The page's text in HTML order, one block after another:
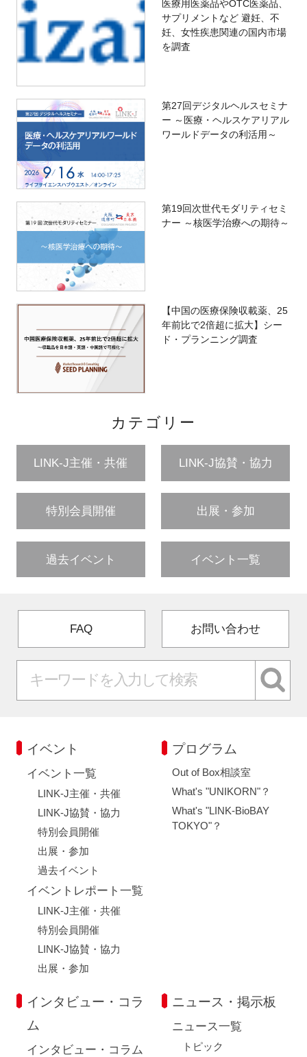
医療用医薬品やOTC医薬品、
サプリメントなど 避妊、不
妊、女性疾患関連の国内市場
を調査
第27回デジタルヘルスセミナ
ー ～医療・ヘルスケアリアル
ワールドデータの利活用～
第19回次世代モダリティセミ
ナー ～核医学治療への期待～
【中国の医療保険収載薬、25
年前比で2倍超に拡大】シー
ド・プランニング調査
カテゴリー
LINK-J主催・共催 LINK-J協賛・協力
特別会員開催 出展・参加
過去イベント イベント一覧
FAQ お問い合わせ
イベント
イベント一覧
LINK-J主催・共催
LINK-J協賛・協力
特別会員開催
出展・参加
過去イベント
イベントレポート一覧
LINK-J主催・共催
特別会員開催
LINK-J協賛・協力
出展・参加
プログラム
Out of Box相談室
What's "UNIKORN"？
What's "LINK-BioBAY
TOKYO"？
インタビュー・コラ
ム
インタビュー・コラム
ニュース・掲示板
ニュース一覧
トピック